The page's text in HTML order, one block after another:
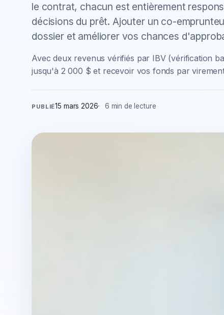
le contrat, chacun est entièrement
décisions du prêt. Ajouter un co-
dossier et améliorer vos chances
Avec deux revenus vérifiés par IBV (vérification
jusqu'à 2 000 $ et recevoir vos fonds par
PUBLIÉ15 mars 2026 6 min de lecture